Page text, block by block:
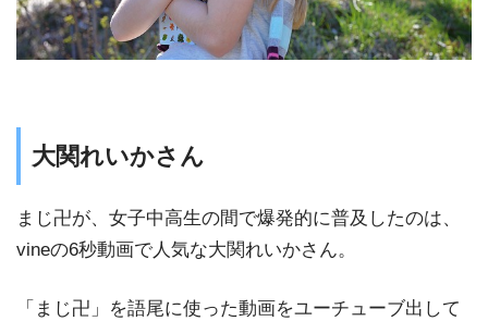
大関れいかさん
まじ卍が、女子中高生の間で爆発的に普及したのは、
vineの6秒動画で人気な大関れいかさん。
「まじ卍」を語尾に使った動画をユーチューブ出して